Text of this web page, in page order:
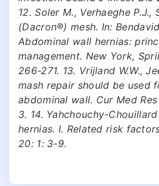
12. Soler M., Verhaeghe
(Dacron®) mesh. In:
Abdominal wall hernias:
management. New York,
266-271. 13. Vrijland W.W.,
mash repair should be used
abdominal wall. Cur Med
3. 14. Yahchouchy-
hernias. I. Related risk
20: 1: 3-9.